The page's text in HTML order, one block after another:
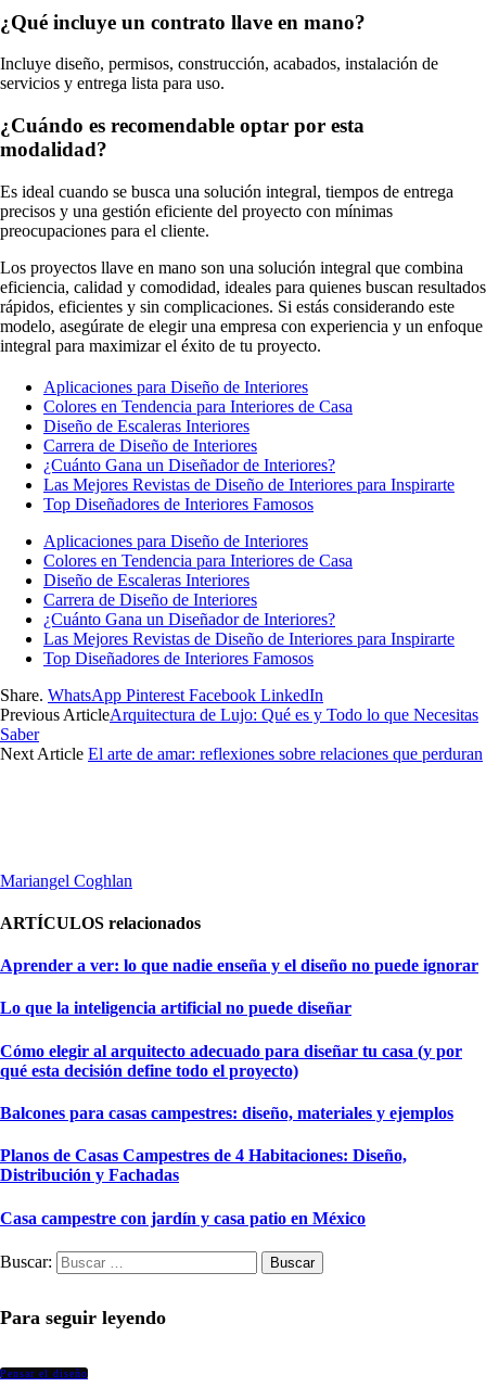
¿Qué incluye un contrato llave en mano?
Incluye diseño, permisos, construcción, acabados, instalación de
servicios y entrega lista para uso.
¿Cuándo es recomendable optar por esta
modalidad?
Es ideal cuando se busca una solución integral, tiempos de entrega
precisos y una gestión eficiente del proyecto con mínimas
preocupaciones para el cliente.
Los proyectos llave en mano son una solución integral que combina
eficiencia, calidad y comodidad, ideales para quienes buscan resultados
rápidos, eficientes y sin complicaciones. Si estás considerando este
modelo, asegúrate de elegir una empresa con experiencia y un enfoque
integral para maximizar el éxito de tu proyecto.
Aplicaciones para Diseño de Interiores
Colores en Tendencia para Interiores de Casa
Diseño de Escaleras Interiores
Carrera de Diseño de Interiores
¿Cuánto Gana un Diseñador de Interiores?
Las Mejores Revistas de Diseño de Interiores para Inspirarte
Top Diseñadores de Interiores Famosos
Aplicaciones para Diseño de Interiores
Colores en Tendencia para Interiores de Casa
Diseño de Escaleras Interiores
Carrera de Diseño de Interiores
¿Cuánto Gana un Diseñador de Interiores?
Las Mejores Revistas de Diseño de Interiores para Inspirarte
Top Diseñadores de Interiores Famosos
Share. WhatsApp Pinterest Facebook LinkedIn
Previous ArticleArquitectura de Lujo: Qué es y Todo lo que Necesitas
Saber
Next Article El arte de amar: reflexiones sobre relaciones que perduran
Mariangel Coghlan
ARTÍCULOS relacionados
Aprender a ver: lo que nadie enseña y el diseño no puede ignorar
Lo que la inteligencia artificial no puede diseñar
Cómo elegir al arquitecto adecuado para diseñar tu casa (y por
qué esta decisión define todo el proyecto)
Balcones para casas campestres: diseño, materiales y ejemplos
Planos de Casas Campestres de 4 Habitaciones: Diseño,
Distribución y Fachadas
Casa campestre con jardín y casa patio en México
Buscar:
Para seguir leyendo
Pensar el diseño